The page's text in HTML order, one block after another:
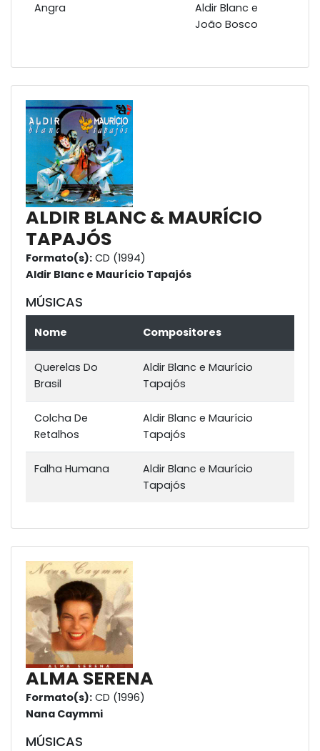
Angra
Aldir Blanc e
João Bosco
ALDIR BLANC & MAURÍCIO
TAPAJÓS
Formato(s): CD (1994)
Aldir Blanc e Maurício Tapajós
MÚSICAS
Nome Compositores
Querelas Do
Brasil
Aldir Blanc e Maurício
Tapajós
Colcha De
Retalhos
Aldir Blanc e Maurício
Tapajós
Falha Humana
Aldir Blanc e Maurício
Tapajós
ALMA SERENA
Formato(s): CD (1996)
Nana Caymmi
MÚSICAS